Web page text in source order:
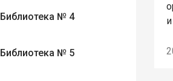
Библиотека № 4
Библиотека № 5